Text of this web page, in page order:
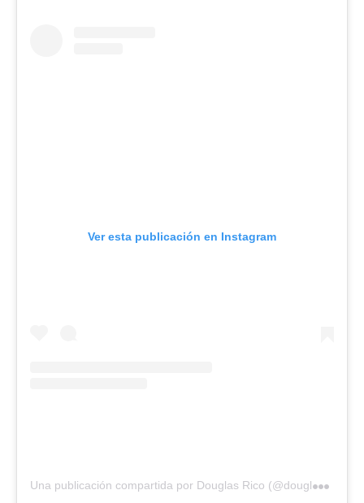
Ver esta publicación en Instagram
U
na publicación compartida por Douglas Rico (@douglasricovzla)